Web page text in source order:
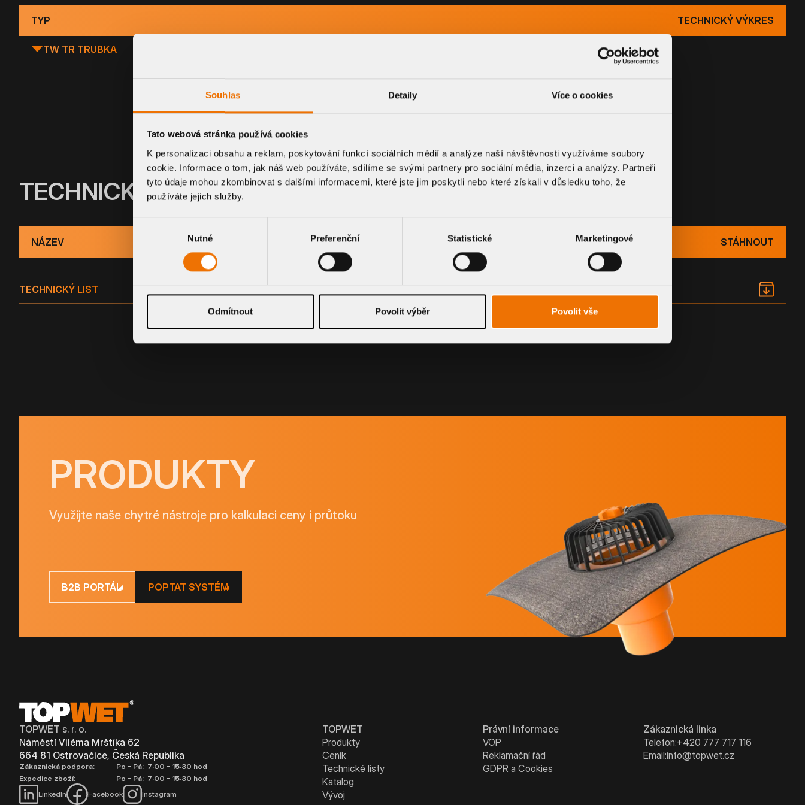
Souhlas Detaily Více o cookies
Tato webová stránka používá cookies
K personalizaci obsahu a reklam, poskytování funkcí sociálních médií a analýze naší návštěvnosti využíváme soubory
cookie. Informace o tom, jak náš web používáte, sdílíme se svými partnery pro sociální média, inzerci a analýzy. Partneři
tyto údaje mohou zkombinovat s dalšími informacemi, které jste jim poskytli nebo které získali v důsledku toho, že
používáte jejich služby.
Nutné Preferenční Statistické Marketingové
Odmítnout Povolit výběr Povolit vše
TYP TECHNICKÝ VÝKRES
TW TR TRUBKA
TECHNICKÉ INFORMACE A VÝKRESOVÉ DOKUMENTACE
NÁZEV STÁHNOUT
TECHNICKÝ LIST
PRODUKTY
Využijte naše chytré nástroje pro kalkulaci ceny i průtoku
B2B PORTÁL POPTAT SYSTÉM
TOPWET s. r. o.
Náměstí Viléma Mrštíka 62
664 81 Ostrovačice, Česká Republika
Zákaznická podpora:
Po - Pá: 7:00 - 15:30 hod
Expedice zboží:
Po - Pá: 7:00 - 15:30 hod
LinkedIn
Facebook Instagram
Zákaznická linka
Telefon:+420 777 717 116
Email:info@topwet.cz
TOPWET
Produkty
Ceník
Technické listy
Katalog
Vývoj
Právní informace
VOP
Reklamační řád
GDPR a Cookies